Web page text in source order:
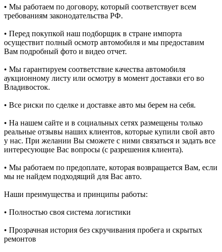
• Мы работаем по договору, который соответствует всем
требованиям законодательства РФ.
• Перед покупкой наш подборщик в стране импорта
осуществит полный осмотр автомобиля и мы предоставим
Вам подробный фото и видео отчет.
• Мы гарантируем соответствие качества автомобиля
аукционному листу или осмотру в момент доставки его во
Владивосток.
• Все риски по сделке и доставке авто мы берем на себя.
• На нашем сайте и в социальных сетях размещены только
реальные отзывы наших клиентов, которые купили свой авто
у нас. При желании Вы сможете с ними связаться и задать все
интересующие Вас вопросы (с разрешения клиента).
• Мы работаем по предоплате, которая возвращается Вам, если
мы не найдем подходящий для Вас авто.
Наши преимущества и принципы работы:
• Полностью своя система логистики
• Прозрачная история без скручивания пробега и скрытых
ремонтов